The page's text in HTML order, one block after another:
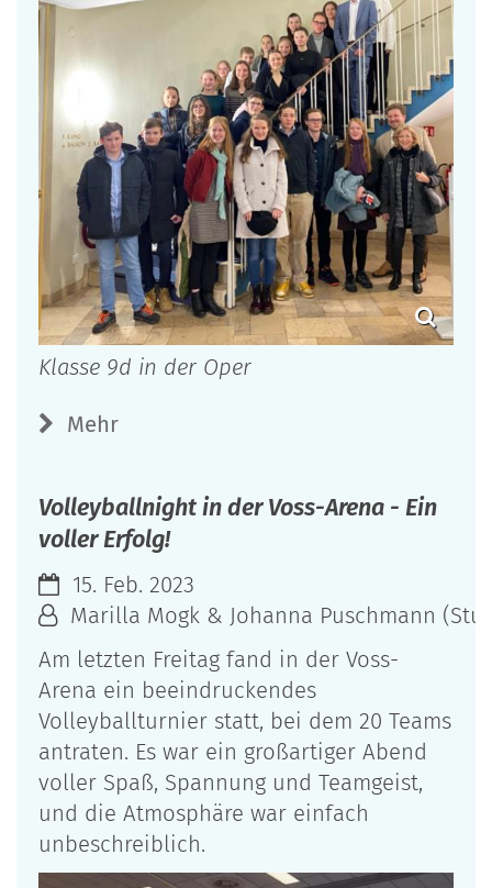
Klasse 9d in der Oper
Mehr
Volleyballnight in der Voss-Arena - Ein
voller Erfolg!
15. Feb. 2023
Marilla Mogk & Johanna Puschmann
Am letzten Freitag fand in der Voss-
Arena ein beeindruckendes
Volleyballturnier statt, bei dem 20 Teams
antraten. Es war ein großartiger Abend
voller Spaß, Spannung und Teamgeist,
und die Atmosphäre war einfach
unbeschreiblich.